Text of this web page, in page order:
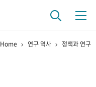
Home 연구 역사 정책과 연구